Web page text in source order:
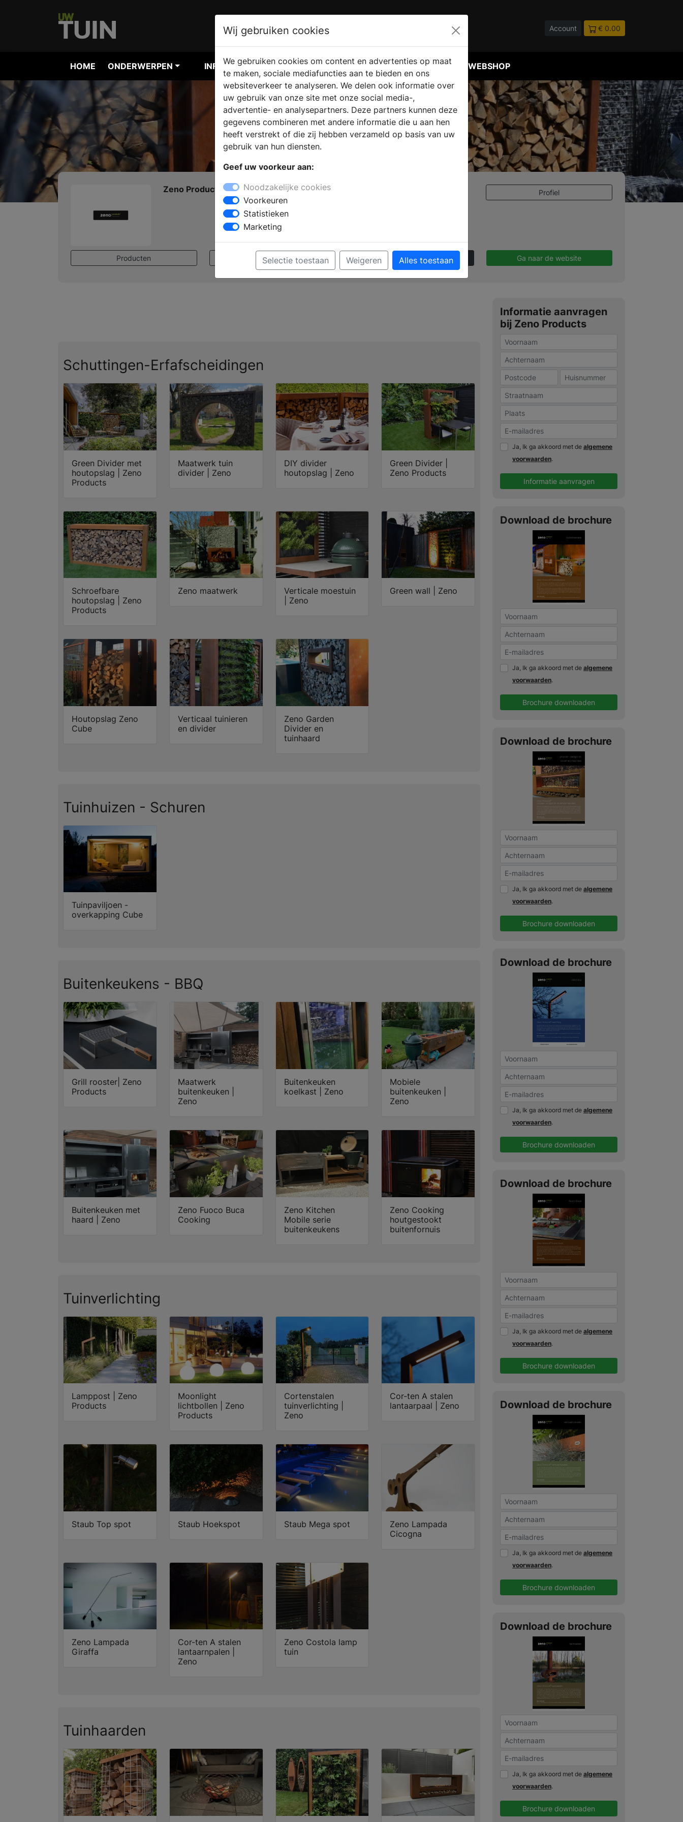
Account € 0.00
HOME ONDERWERPEN INFORMATIE AANVRAGEN VERKOOPLOCATIE VINDEN WEBSHOP
Zeno Products Profiel
Producten Verkooppunten Brochure aanvragen Ga naar de website
Schuttingen-Erfafscheidingen
Green Divider met
houtopslag | Zeno
Products
Maatwerk tuin
divider | Zeno
DIY divider
houtopslag | Zeno
Green Divider |
Zeno Products
Schroefbare
houtopslag | Zeno
Products
Zeno maatwerk
Verticale moestuin
| Zeno
Green wall | Zeno
Houtopslag Zeno
Cube
Verticaal tuinieren
en divider
Zeno Garden
Divider en
tuinhaard
Tuinhuizen - Schuren
Tuinpaviljoen -
overkapping Cube
Buitenkeukens - BBQ
Grill rooster| Zeno
Products
Maatwerk
buitenkeuken |
Zeno
Buitenkeuken
koelkast | Zeno
Mobiele
buitenkeuken |
Zeno
Buitenkeuken met
haard | Zeno
Zeno Fuoco Buca
Cooking
Zeno Kitchen
Mobile serie
buitenkeukens
Zeno Cooking
houtgestookt
buitenfornuis
Tuinverlichting
Lamppost | Zeno
Products
Moonlight
lichtbollen | Zeno
Products
Cortenstalen
tuinverlichting |
Zeno
Cor-ten A stalen
lantaarpaal | Zeno
Staub Top spot Staub Hoekspot Staub Mega spot
Zeno Lampada
Cicogna
Zeno Lampada
Giraffa
Cor-ten A stalen
lantaarnpalen |
Zeno
Zeno Costola lamp
tuin
Tuinhaarden
Informatie aanvragen
bij Zeno Products
Ja, Ik ga akkoord met de algemene
voorwaarden.
Informatie aanvragen
Download de brochure
Ja, Ik ga akkoord met de algemene
voorwaarden.
Brochure downloaden
Download de brochure
Ja, Ik ga akkoord met de algemene
voorwaarden.
Brochure downloaden
Download de brochure
Ja, Ik ga akkoord met de algemene
voorwaarden.
Brochure downloaden
Download de brochure
Ja, Ik ga akkoord met de algemene
voorwaarden.
Brochure downloaden
Download de brochure
Ja, Ik ga akkoord met de algemene
voorwaarden.
Brochure downloaden
Download de brochure
Ja, Ik ga akkoord met de algemene
voorwaarden.
Brochure downloaden
Wij gebruiken cookies
We gebruiken cookies om content en advertenties op maat
te maken, sociale mediafuncties aan te bieden en ons
websiteverkeer te analyseren. We delen ook informatie over
uw gebruik van onze site met onze social media-,
advertentie- en analysepartners. Deze partners kunnen deze
gegevens combineren met andere informatie die u aan hen
heeft verstrekt of die zij hebben verzameld op basis van uw
gebruik van hun diensten.
Geef uw voorkeur aan:
Noodzakelijke cookies
Voorkeuren
Statistieken
Marketing
Selectie toestaan Weigeren Alles toestaan